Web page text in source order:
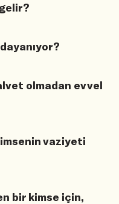
olmadan evvel
vaziyeti
bir kimse için,